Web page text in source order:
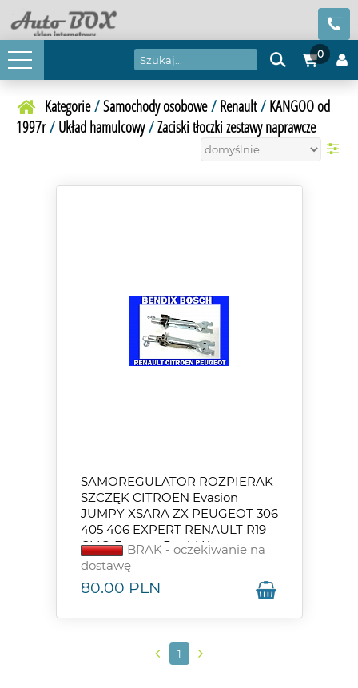
0
Kategorie/Samochody osobowe/ Renault/ KANGOO od
1997r/ Układ hamulcowy/Zaciski tłoczki zestawy naprawcze
SAMOREGULATOR ROZPIERAK
SZCZĘK CITROEN Evasion
JUMPY XSARA ZX PEUGEOT 306
405 406 EXPERT RENAULT R19
CLIO Express Rapid Kangoo
Megane
BRAK - oczekiwanie na
dostawę
80.00 PLN
1